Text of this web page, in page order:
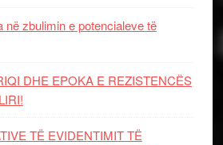
në zbulimin e potencialeve të
DHE EPOKA E REZISTENCЁS
TË EVIDENTIMIT TË